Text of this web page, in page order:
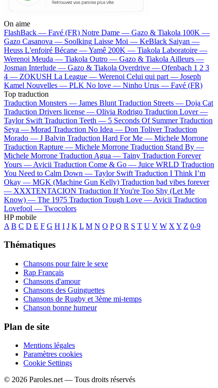
On aime
FlashBack — Favé (FR) Notre Dame — Gazo & Tiakola 100K —
Gazo Casanova — Soolking Laisse Moi — KeBlack Saiyan —
Heuss L'enfoiré Bécane —Yamê 200K — Tiakola Laboratoire —
Werenoi Meuda — Tiakola Outro — Gazo & Tiakola Ailleurs —
Josman Interlude — Gazo & Tiakola Overdrive — Ofenbach 1 2 3
4 — ZOKUSH La League — Werenoi Celui qui part — Joseph
Kamel Nouvelles — PLK No love — Ninho Urus — Favé (FR)
Top traduction
Traduction Monsters — James Blunt Traduction Streets — Doja Cat
Traduction Drivers license — Olivia Rodrigo Traduction Lover —
Taylor Swift Traduction Teeth — 5 Seconds Of Summer Traduction
Seya — Morad Traduction No Idea — Don Toliver Traduction
Morado — J Balvin Traduction Hard For Me — Michele Morrone
Traduction Rapture — Michele Morrone Traduction Stand By —
Michele Morrone Traduction Agua — Tainy Traduction Forever
Yours — Avicii Traduction Come & Go — Juice WRLD Traduction
You Need to Calm Down — Taylor Swift Traduction I Think I’m
Okay — MGK (Machine Gun Kelly) Traduction bad vibes forever
— XXXTENTACION Traduction If You're Too Shy (Let Me
Know) — The 1975 Traduction Tough Love — Avicii Traduction
Lovefool — Twocolors
HP mobile
A B C D E F G H I J K L M N O P Q R S T U V W X Y Z 0-9
Thématiques
Chansons pour faire le sexe
Rap Français
Chansons d'amour
Chansons des Guinguettes
Chansons de Rugby et 3ème mi-temps
Chanson bonne humeur
Plan de site
Mentions légales
Paramètres cookies
Cookie Settings
© 2026 Paroles.net — Tous droits réservés